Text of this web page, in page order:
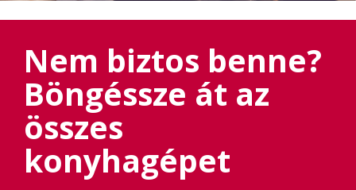
Nem biztos benne?
Böngéssze át az
összes
konyhagépet